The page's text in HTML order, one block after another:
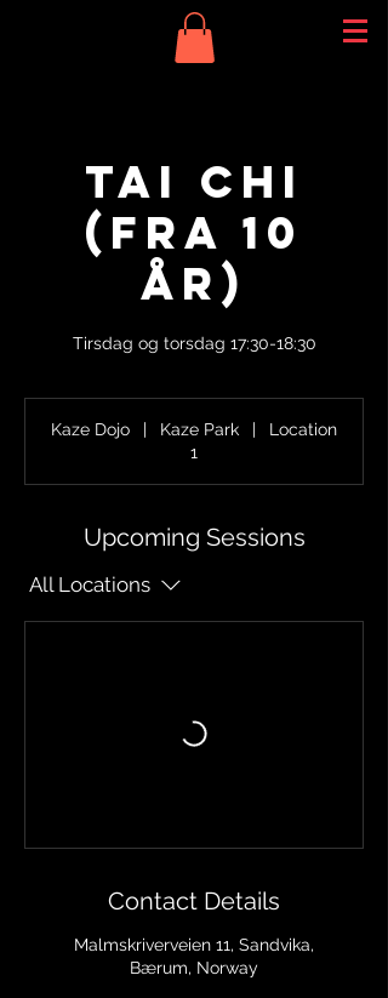
Tai Chi
(fra 10
år)
Tirsdag og torsdag 17:30-18:30
Kaze Dojo | Kaze Park |
Location
1
Upcoming Sessions
All Locations
Contact Details
Malmskriverveien 11, Sandvika,
Bærum, Norway